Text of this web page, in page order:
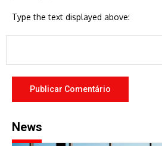
Type the text displayed above:
News